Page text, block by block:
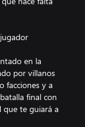
en la
por villanos
facciones y a
final con
que te guiará a